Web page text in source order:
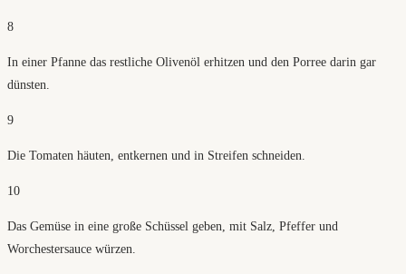
8
In einer Pfanne das restliche Olivenöl erhitzen und den Porree darin gar
dünsten.
9
Die Tomaten häuten, entkernen und in Streifen schneiden.
10
Das Gemüse in eine große Schüssel geben, mit Salz, Pfeffer und
Worchestersauce würzen.